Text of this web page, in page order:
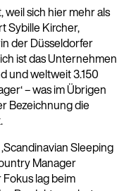
sich hier mehr als
Sybille Kircher,
der Düsseldorfer
ist das Unternehmen
und weltweit 3.150
– was im Übrigen
Bezeichnung die
Sleeping
Manager
lag beim